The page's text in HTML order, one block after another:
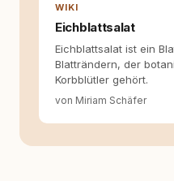
WIKI
Eichblattsalat
Eichblattsalat ist ein
Blatträndern, der
Korbblütler gehört.
von Miriam Schäfer